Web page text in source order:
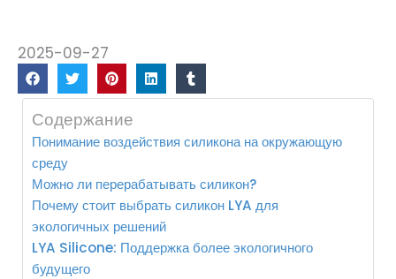
2025-09-27
Содержание
Понимание воздействия силикона на окружающую
среду
Можно ли перерабатывать силикон?
Почему стоит выбрать силикон LYA для
экологичных решений
LYA Silicone: Поддержка более экологичного
будущего